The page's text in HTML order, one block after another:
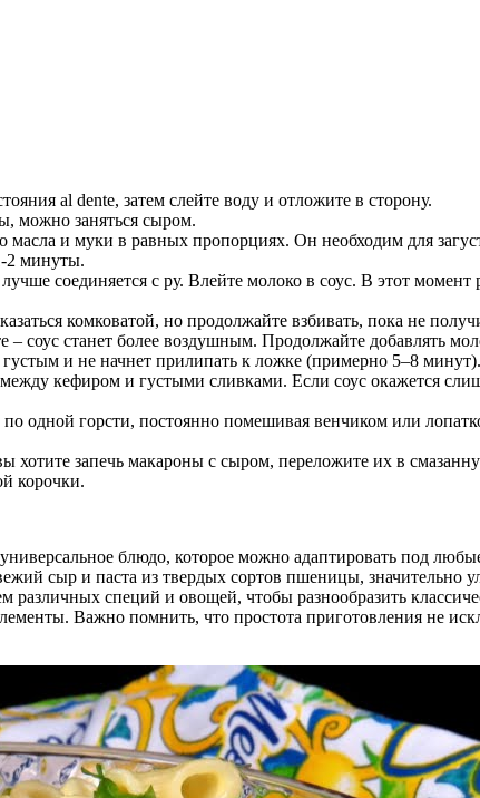
al dente, затем слейте воду и отложите в сторону.
можно заняться сыром.
масла и муки в равных пропорциях. Он необходим для
2 минуты.
соединяется с ру. Влейте молоко в соус. В этот момент
комковатой, но продолжайте взбивать, пока не
станет более воздушным. Продолжайте добавлять
густым и не начнет прилипать к ложке (примерно 5–8
кефиром и густыми сливками. Если соус окажется
одной горсти, постоянно помешивая венчиком или
запечь макароны с сыром, переложите их в
корочки.
блюдо, которое можно адаптировать под
сыр и паста из твердых сортов пшеницы, значительно
различных специй и овощей, чтобы разнообразить
Важно помнить, что простота приготовления не